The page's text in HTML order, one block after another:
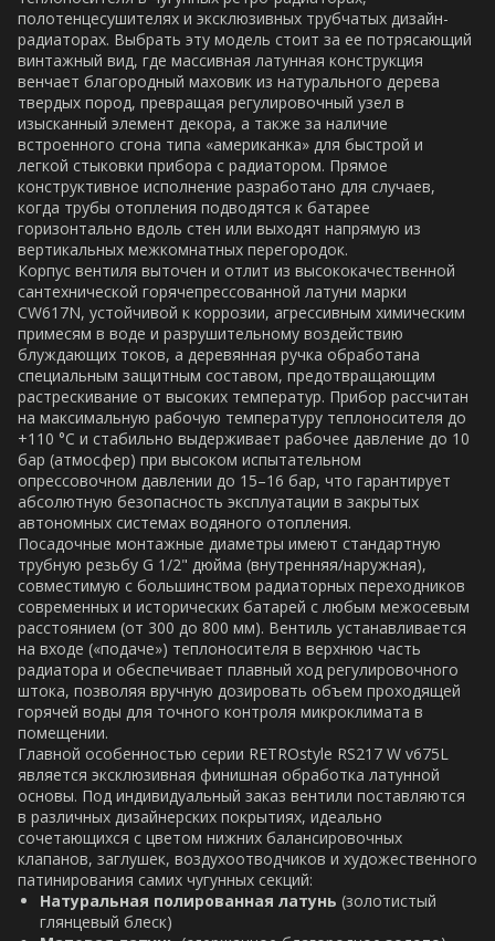
полотенцесушителях и эксклюзивных трубчатых дизайн-
радиаторах. Выбрать эту модель стоит за ее потрясающий
винтажный вид, где массивная латунная конструкция
венчает благородный маховик из натурального дерева
твердых пород, превращая регулировочный узел в
изысканный элемент декора, а также за наличие
встроенного сгона типа «американка» для быстрой и
легкой стыковки прибора с радиатором. Прямое
конструктивное исполнение разработано для случаев,
когда трубы отопления подводятся к батарее
горизонтально вдоль стен или выходят напрямую из
вертикальных межкомнатных перегородок.
Корпус вентиля выточен и отлит из высококачественной
сантехнической горячепрессованной латуни марки
CW617N, устойчивой к коррозии, агрессивным химическим
примесям в воде и разрушительному воздействию
блуждающих токов, а деревянная ручка обработана
специальным защитным составом, предотвращающим
растрескивание от высоких температур. Прибор рассчитан
на максимальную рабочую температуру теплоносителя до
+110 °C и стабильно выдерживает рабочее давление до 10
бар (атмосфер) при высоком испытательном
опрессовочном давлении до 15–16 бар, что гарантирует
абсолютную безопасность эксплуатации в закрытых
автономных системах водяного отопления.
Посадочные монтажные диаметры имеют стандартную
трубную резьбу G 1/2" дюйма (внутренняя/наружная),
совместимую с большинством радиаторных переходников
современных и исторических батарей с любым межосевым
расстоянием (от 300 до 800 мм). Вентиль устанавливается
на входе («подаче») теплоносителя в верхнюю часть
радиатора и обеспечивает плавный ход регулировочного
штока, позволяя вручную дозировать объем проходящей
горячей воды для точного контроля микроклимата в
помещении.
Главной особенностью серии RETROstyle RS217 W v675L
является эксклюзивная финишная обработка латунной
основы. Под индивидуальный заказ вентили поставляются
в различных дизайнерских покрытиях, идеально
сочетающихся с цветом нижних балансировочных
клапанов, заглушек, воздухоотводчиков и художественного
патинирования самих чугунных секций:
Натуральная полированная латунь (золотистый
глянцевый блеск)